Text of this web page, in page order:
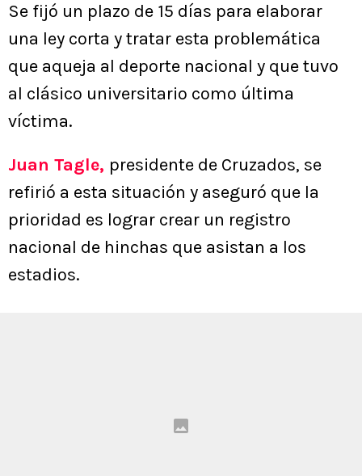
Se fijó un plazo de 15 días para elaborar
una ley corta y tratar esta problemática
que aqueja al deporte nacional y que tuvo
al clásico universitario como última
víctima.
Juan Tagle, presidente de Cruzados, se
refirió a esta situación y aseguró que la
prioridad es lograr crear un registro
nacional de hinchas que asistan a los
estadios.